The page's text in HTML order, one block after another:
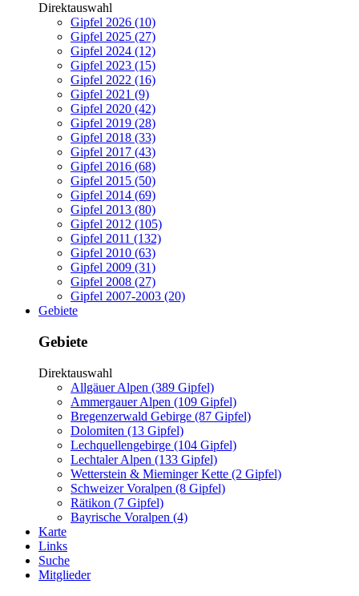
Direktauswahl
Gipfel 2026 (10)
Gipfel 2025 (27)
Gipfel 2024 (12)
Gipfel 2023 (15)
Gipfel 2022 (16)
Gipfel 2021 (9)
Gipfel 2020 (42)
Gipfel 2019 (28)
Gipfel 2018 (33)
Gipfel 2017 (43)
Gipfel 2016 (68)
Gipfel 2015 (50)
Gipfel 2014 (69)
Gipfel 2013 (80)
Gipfel 2012 (105)
Gipfel 2011 (132)
Gipfel 2010 (63)
Gipfel 2009 (31)
Gipfel 2008 (27)
Gipfel 2007-2003 (20)
Gebiete
Gebiete
Direktauswahl
Allgäuer Alpen (389 Gipfel)
Ammergauer Alpen (109 Gipfel)
Bregenzerwald Gebirge (87 Gipfel)
Dolomiten (13 Gipfel)
Lechquellengebirge (104 Gipfel)
Lechtaler Alpen (133 Gipfel)
Wetterstein & Mieminger Kette (2 Gipfel)
Schweizer Voralpen (8 Gipfel)
Rätikon (7 Gipfel)
Bayrische Voralpen (4)
Karte
Links
Suche
Mitglieder